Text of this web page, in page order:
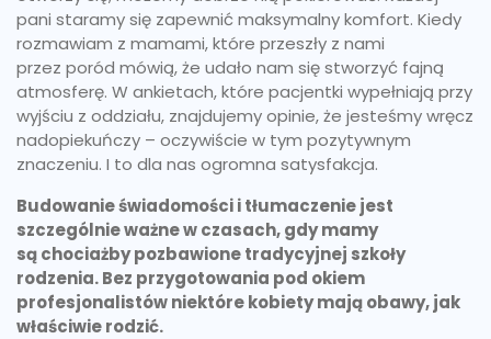
pani staramy się zapewnić maksymalny komfort. Kiedy
rozmawiam z mamami, które przeszły z nami
przez poród mówią, że udało nam się stworzyć fajną
atmosferę. W ankietach, które pacjentki wypełniają przy
wyjściu z oddziału, znajdujemy opinie, że jesteśmy wręcz
nadopiekuńczy – oczywiście w tym pozytywnym
znaczeniu. I to dla nas ogromna satysfakcja.
Budowanie świadomości i tłumaczenie jest
szczególnie ważne w czasach, gdy mamy
są chociażby pozbawione tradycyjnej szkoły
rodzenia. Bez przygotowania pod okiem
profesjonalistów niektóre kobiety mają obawy, jak
właściwie rodzić.